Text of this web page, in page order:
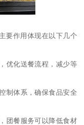
要作用体现在以下几个
优化送餐流程，减少等
制体系，确保食品安全
团餐服务可以降低食材